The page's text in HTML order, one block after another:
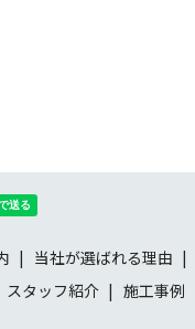
当社が選ばれる理由
スタッフ紹介
施工事例